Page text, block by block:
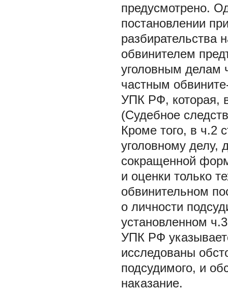
предусмотрено.
постановлении
разбирательства
обвинителем
уголовным делам
частным
УПК РФ, которая,
(Судебное
Кроме того, в ч.2
уголовному делу,
сокращенной
и оценки только
обвинительном
о личности
установленном
УПК РФ
исследованы
подсудимого, и
наказание.